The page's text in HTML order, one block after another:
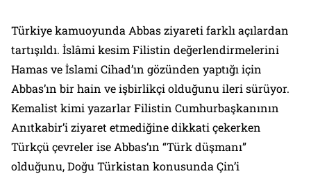
Türkiye kamuoyunda Abbas ziyareti farklı açılardan
tartışıldı. İslâmi kesim Filistin değerlendirmelerini
Hamas ve İslami Cihad’ın gözünden yaptığı için
Abbas’ın bir hain ve işbirlikçi olduğunu ileri sürüyor.
Kemalist kimi yazarlar Filistin Cumhurbaşkanının
Anıtkabir’i ziyaret etmediğine dikkati çekerken
Türkçü çevreler ise Abbas’ın “Türk düşmanı”
olduğunu, Doğu Türkistan konusunda Çin’i